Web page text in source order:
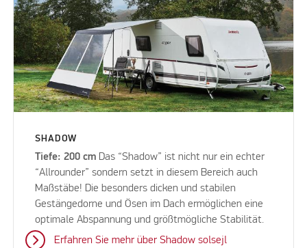
SHADOW
Tiefe: 200 cm Das “Shadow” ist nicht nur ein echter
“Allrounder” sondern setzt in diesem Bereich auch
Maßstäbe! Die besonders dicken und stabilen
Gestängedorne und Ösen im Dach ermöglichen eine
optimale Abspannung und größtmögliche Stabilität.
Erfahren Sie mehr über Shadow solsejl